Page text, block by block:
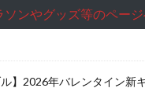
ソンやグッズ等のペー
ル】2026年バレンタイン